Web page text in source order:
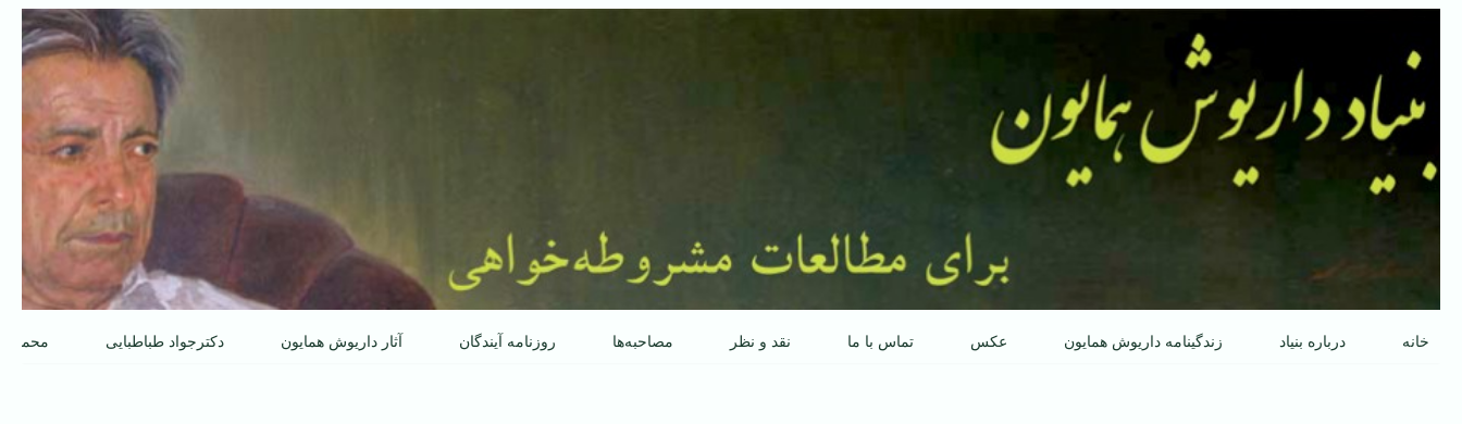
پرش
محتوا
خانه درباره بنیاد زندگینامه داریوش همایون عکس تماس با ما نقد و نظر مصاحبه‌ها روزنامه آیندگان آثار داریوش همایون دکترجواد طباطبایی